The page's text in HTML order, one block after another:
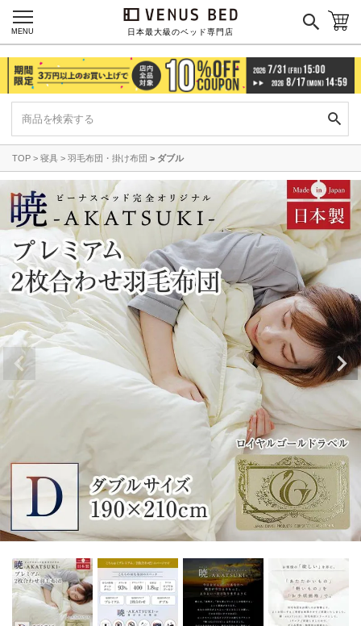
日本最大級のベッド専門店
MENU
TOP 寝具 羽毛布団・掛け布団 ダブル